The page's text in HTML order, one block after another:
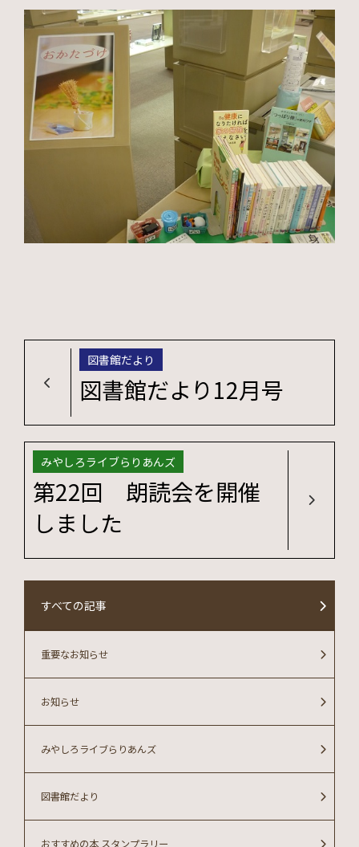
図書館だより
図書館だより12月号
みやしろライブらりあんズ
第22回 朗読会を開催
しました
すべての記事
重要なお知らせ
お知らせ
みやしろライブらりあんズ
図書館だより
おすすめの本 スタンプラリー